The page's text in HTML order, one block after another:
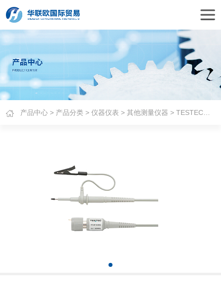
产品中心 > 产品分类 >仪器仪表 >其他测量仪器 > TESTEC微型示波器探头